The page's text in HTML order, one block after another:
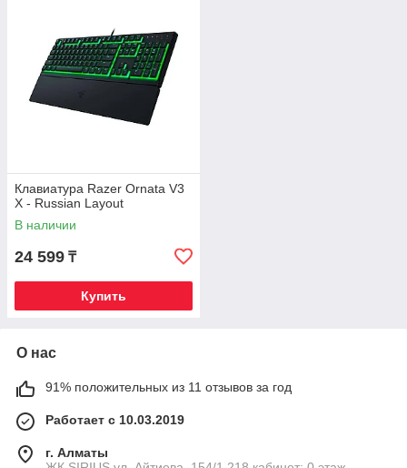
Клавиатура Razer Ornata V3
X - Russian Layout
В наличии
24 599 ₸
Купить
О нас
91% положительных из 11 отзывов за год
Работает с 10.03.2019
г. Алматы